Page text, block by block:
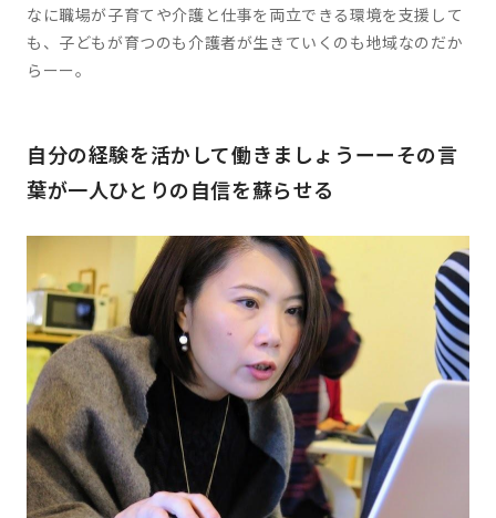
なに職場が子育てや介護と仕事を両立できる環境を支援して
も、子どもが育つのも介護者が生きていくのも地域なのだか
らーー。
自分の経験を活かして働きましょうーーその言
葉が一人ひとりの自信を蘇らせる